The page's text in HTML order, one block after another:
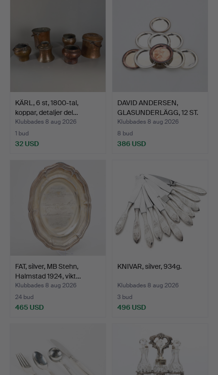
KÄRL, 6 st, 1800-tal,
koppar, detaljer del…
Klubbades 8 aug 2026
1 bud
32 USD
DAVID ANDERSEN,
GLASUNDERLÄGG, 12 ST.
Silv…
Klubbades 8 aug 2026
8 bud
386 USD
FAT, silver, MB Stehn,
Halmstad 1924, vikt…
Klubbades 8 aug 2026
24 bud
465 USD
KNIVAR, silver, 934g.
Klubbades 8 aug 2026
3 bud
496 USD